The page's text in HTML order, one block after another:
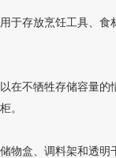
存放烹饪工具、食材
牲存储容量的情况
。
物盒、调料架和透明